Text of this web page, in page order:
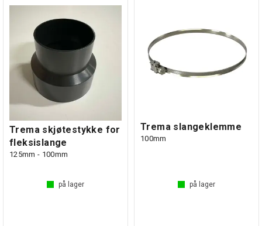
Trema skjøtestykke for
fleksislange
125mm - 100mm
på lager
Trema slangeklemme
100mm
på lager